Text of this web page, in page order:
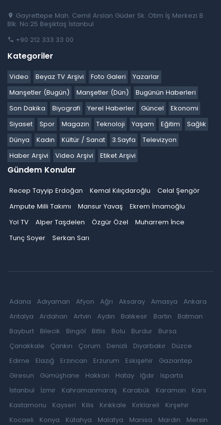
Gayrettepe Mah. Cemil Arslan Güder Sk. Otim İş Merkezi B
Blk. No:25 Beşiktaş İstanbul
+90 212 333 33 00
Kategoriler
Video Beyaz TV Arşivi Foto Galeri
Yazarlar
Manşetler (Bugün)
Manşetler (Dün)
Bugünün Haberleri
Son Dakika
Biyografi Yerel Haberler Güncel
Ekonomi
Siyaset
Spor Magazin Teknoloji Yaşam Eğitim
Sağlık
Dünya
Kadın Kültür / Sanat 3.Sayfa
Televizyon
Haber Arşivi
Video Arşivi Etiket Arşivi
Gündem Konular
Recep Tayyip Erdoğan Kemal Kılıçdaroğlu
Celal Şengör
Ampute Milli Takımı
Mansur Yavaş
Ekrem İmamoğlu
Yol TV
Alper Taşdelen Özgür Özel
Muharrem İnce
Tunç Soyer
Serkan Sarı
Adana Adıyaman Afyon Ağrı Aksaray Amasya
Ankara
Antalya
Ardahan Artvin Aydın Balıkesir Bartın
Batman
Bayburt
Bilecik Bingöl Bitlis Bolu Burdur
Bursa
Çanakkale
Çankırı Çorum Denizli Diyarbakır
Düzce
Edirne
Elazığ Erzincan Erzurum Eskişehir
Gaziantep
Giresun
Gümüşhane Hakkari Hatay Iğdır
Isparta
İstanbul
İzmir Kahramanmaraş Karabük Karaman
Kars
Kastamonu
Kayseri Kilis Kırıkkale Kırklareli
Kırşehir
Kocaeli
Konya Kütahya Malatya Manisa Mardin
Mersin